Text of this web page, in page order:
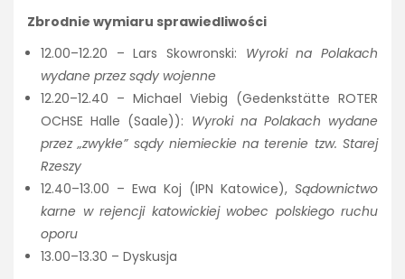
Zbrodnie wymiaru sprawiedliwości
12.00–12.20 – Lars Skowronski: Wyroki na Polakach
wydane przez sądy wojenne
12.20–12.40 – Michael Viebig (Gedenkstätte ROTER
OCHSE Halle (Saale)): Wyroki na Polakach wydane
przez „zwykłe” sądy niemieckie na terenie tzw. Starej
Rzeszy
12.40–13.00 – Ewa Koj (IPN Katowice), Sądownictwo
karne w rejencji katowickiej wobec polskiego ruchu
oporu
13.00–13.30 – Dyskusja